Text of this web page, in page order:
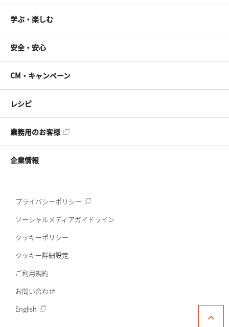
学ぶ・楽しむ
安全・安心
CM・キャンペーン
レシピ
業務用のお客様
企業情報
プライバシーポリシー
ソーシャルメディアガイドライン
クッキーポリシー
クッキー詳細設定
ご利用規約
お問い合わせ
English